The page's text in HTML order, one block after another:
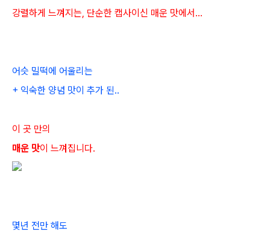
강렬하게 느껴지는, 단순한 캡사이신 매운 맛에서...
어슷 밀떡에 어울리는
+ 익숙한 양념 맛이 추가 된..
이 곳 만의
매운 맛이 느껴집니다.
몇년 전만 해도